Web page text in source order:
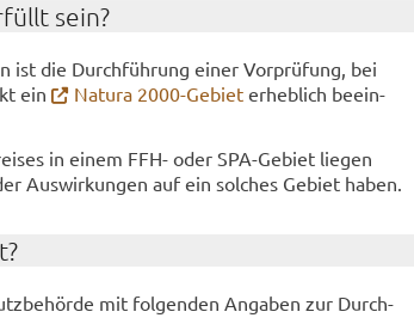
sein?
ist die Durch­füh­rung einer Vor­prü­fung, bei
ein
Na­tu­ra 2000-​Gebieter­heb­lich be­ein­
in einem FFH- oder SPA-​Gebiet lie­gen
Aus­wir­kun­gen auf ein sol­ches Ge­biet haben.
mit fol­gen­den An­ga­ben zur Durch­